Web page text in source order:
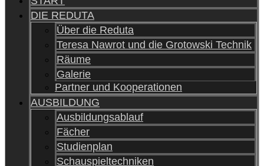
DIE REDUTA
Über die Reduta
Teresa Nawrot und die Grotowski Technik
Räume
Galerie
Partner und Kooperationen
AUSBILDUNG
Ausbildungsablauf
Fächer
Studienplan
Schauspieltechniken